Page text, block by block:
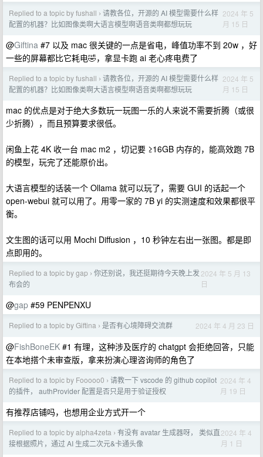
Replied to a topic by fushall › 请教各位，开源的 AI 模型需要什么样
配置的机器？比如图像类啊大语言模型啊语音类啊都想玩玩
2024 年 5
月 15 日
@Giftina #7 以及 mac 很关键的一点是省电，峰值功率不到 20w ，好
一些的屏幕都比它耗电🤣，拿显卡跑 ai 老心疼电费了
Replied to a topic by fushall › 请教各位，开源的 AI 模型需要什么样
配置的机器？比如图像类啊大语言模型啊语音类啊都想玩玩
2024 年 5
月 15 日
mac 的优点是对于绝大多数玩一玩图一乐的人来说不需要折腾（或很
少折腾），而且预算要求很低。
闲鱼上花 4K 收一台 mac m2 ，切记要 ≥16GB 内存的，能高效跑 7B
的模型，玩完了还能原价出。
大语言模型的话装一个 Ollama 就可以玩了，需要 GUI 的话起一个
open-webui 就可以用了。用零一家的 7B yi 的实测速度和效果都很平
衡。
文生图的话可以用 Mochi Diffusion ，10 秒钟左右出一张图。都是即
点即用的。
Replied to a topic by gap › 你还别说，我还挺期待今天晚上发
布会的
2024 年 5 月 13
日
@gap #59 PENPENXU
Replied to a topic by Giftina › 是否有心境障碍交流群 2024 年 4 月 23 日
@FishBoneEK #1 有理，这种涉及医疗的 chatgpt 会拒绝回答，只能
在本地搭个未审查版，拿来扮演心理咨询师的角色了
Replied to a topic by Fooooo0 › 请教一下 vscode 的 github copilot
的插件， authProvider 配置是否只是用于验证授权
2024 年 4
月 19 日
有推荐店铺吗，也想用企业方式开一个
Replied to a topic by alpha4zeta › 有没有 avatar 生成器呀， 类似直
接根据照片，通过 AI 生成二次元&卡通头像
2024 年 4
月 1 日